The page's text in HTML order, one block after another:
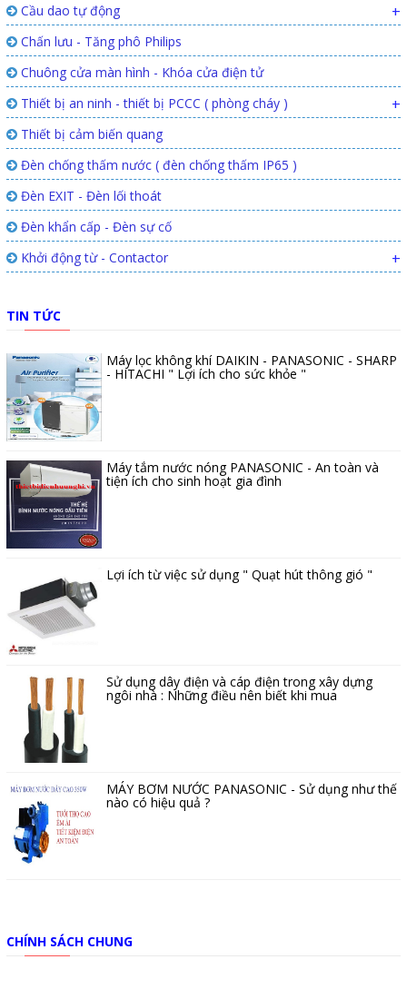
Cầu dao tự động
+
Chấn lưu - Tăng phô Philips
Chuông cửa màn hình - Khóa cửa điện tử
Thiết bị an ninh - thiết bị PCCC ( phòng cháy )
+
Thiết bị cảm biến quang
Đèn chống thấm nước ( đèn chống thấm IP65 )
Đèn EXIT - Đèn lối thoát
Đèn khẩn cấp - Đèn sự cố
Khởi động từ - Contactor
+
TIN TỨC
Máy lọc không khí DAIKIN - PANASONIC - SHARP
- HITACHI " Lợi ích cho sức khỏe "
Máy tắm nước nóng PANASONIC - An toàn và
tiện ích cho sinh hoạt gia đình
Lợi ích từ việc sử dụng " Quạt hút thông gió "
Sử dụng dây điện và cáp điện trong xây dựng
ngôi nhà : Những điều nên biết khi mua
MÁY BƠM NƯỚC PANASONIC - Sử dụng như thế
nào có hiệu quả ?
CHÍNH SÁCH CHUNG